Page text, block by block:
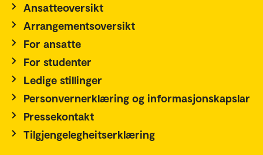
Ansatteoversikt
Arrangementsoversikt
For ansatte
For studenter
Ledige stillinger
Personvernerklæring og informasjonskapslar
Pressekontakt
Tilgjengelegheitserklæring